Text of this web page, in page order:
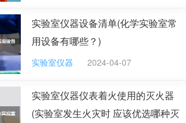
的选择，基于你对准客户的定位，你的
，他们会搜索什么？你的客户以哪个年
喜欢在什么平台消磨时间？你的客户是
是爱逛论坛，爱逛什么论坛？
了，推广渠道自然而然也就筛选出来
实验室仪器设备清单(化学实验室常
用设备有哪些？)
实验室仪器 2024-04-07
实验室仪器仪表着火使用的灭火器
(实验室发生火灾时 应该优选哪种灭